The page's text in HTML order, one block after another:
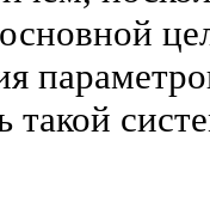
такой